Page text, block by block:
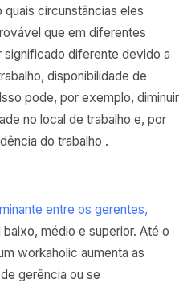
circunstâncias eles
que em diferentes
diferente devido a
disponibilidade de
pode, por exemplo, diminuir
no local de trabalho e, por
do trabalho .
entre os gerentes,
médio e superior. Até o
workaholic aumenta as
gerência ou se